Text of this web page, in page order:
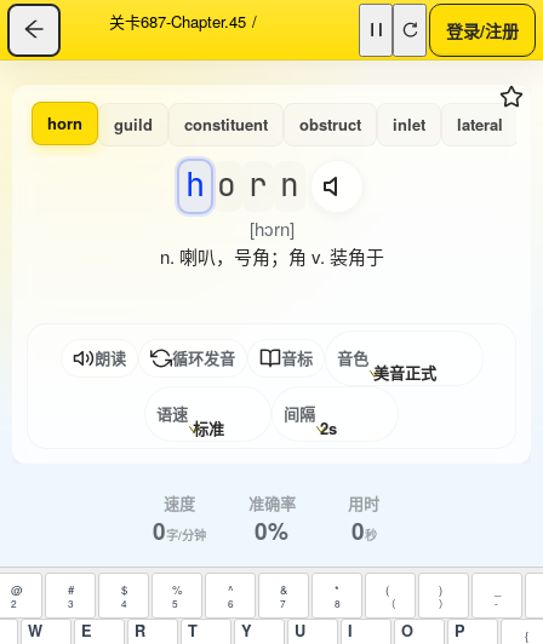
关卡687-Chapter.45 / 登录/注册
horn guild constituent obstruct inlet lateral
h o r n
[hɔrn]
n. 喇叭，号角；角 v. 装角于
朗读 循环发音 音标 音色
美音正式
语速
标准
间隔
2s
@
2
#
3
$
4
%
5
^
6
&
7
*
8
(
（
)
） -
W E R T Y U I O P {
速度
0字/分钟
准确率
0%
用时
0秒